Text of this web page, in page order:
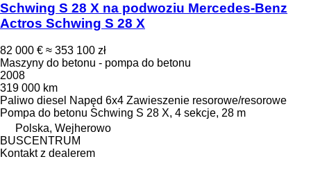
Schwing S 28 X na podwoziu Mercedes-Benz
Actros Schwing S 28 X
82 000 € ≈ 353 100 zł
Maszyny do betonu - pompa do betonu
2008
319 000 km
Paliwo diesel Napęd 6x4 Zawieszenie resorowe/resorowe
Pompa do betonu Schwing S 28 X, 4 sekcje, 28 m
Polska, Wejherowo
BUSCENTRUM
Kontakt z dealerem